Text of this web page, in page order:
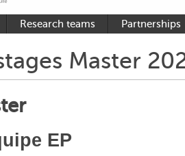
Research teams
Power Electronics
Methods
Partnerships
International
Master
EP